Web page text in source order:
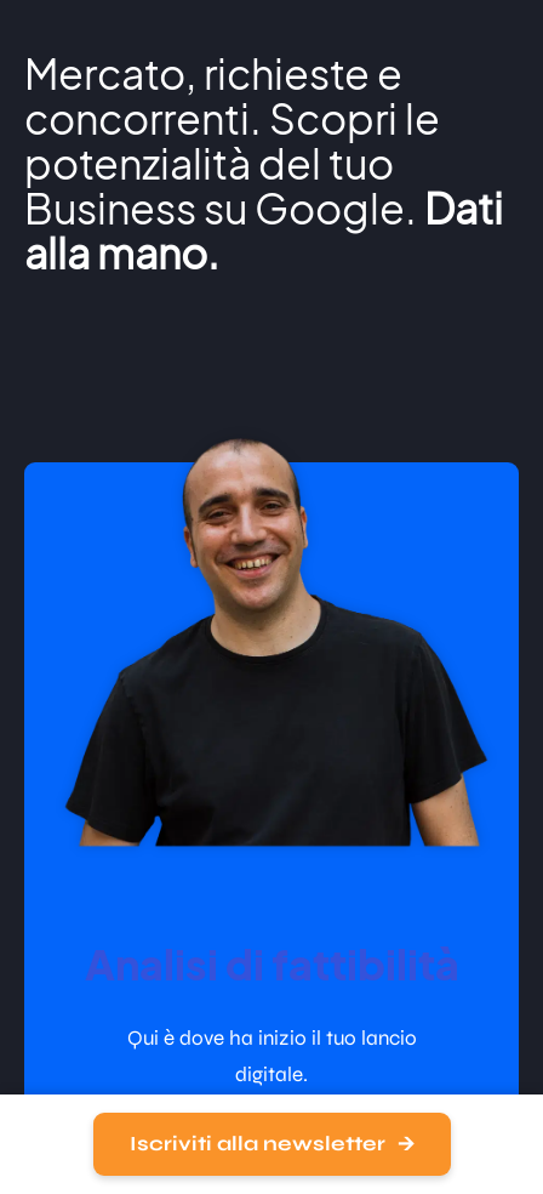
Iscriviti alla newsletter
Mercato, richieste e
concorrenti. Scopri le
potenzialità del tuo
Business su Google. Dati
alla mano.
Analisi di fattibilità
Qui è dove ha inizio il tuo lancio
digitale.
Vedi i dettagli